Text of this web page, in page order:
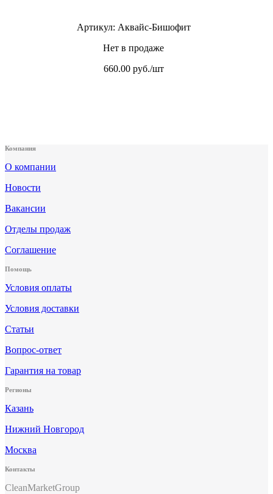
Артикул: Аквайс-Бишофит
Нет в продаже
660.00 руб./шт
Компания
О компании
Новости
Вакансии
Отделы продаж
Соглашение
Помощь
Условия оплаты
Условия доставки
Статьи
Вопрос-ответ
Гарантия на товар
Регионы
Казань
Нижний Новгород
Москва
Контакты
CleanMarketGroup